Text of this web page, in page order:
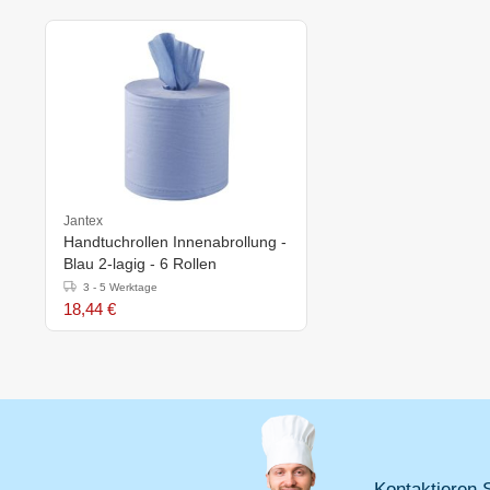
Jantex
Handtuchrollen Innenabrollung -
Blau 2-lagig - 6 Rollen
3 - 5 Werktage
18,44 €